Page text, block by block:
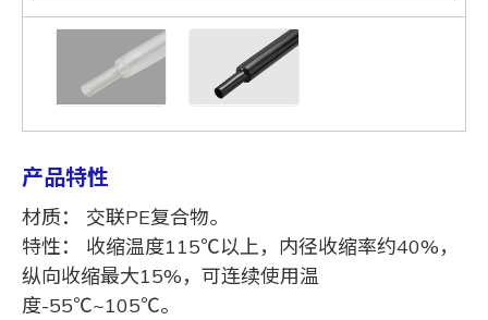
产品特性
材质： 交联PE复合物。
特性： 收缩温度115℃以上，内径收缩率约40%，
纵向收缩最大15%，可连续使用温
度-55℃~105℃。